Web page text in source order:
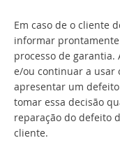
Em caso de o cliente
informar prontamente
processo de garantia.
e/ou continuar a usar
apresentar um
tomar essa decisão
reparação do defeito
cliente.